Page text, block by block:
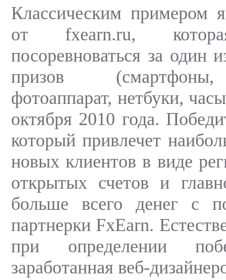
Классическим примером
от fxearn.ru,
посоревноваться за один
призов
фотоаппарат, нетбуки,
октября 2010 года.
который привлечет
новых клиентов в виде
открытых счетов и
больше всего денег с
партнерки FxEarn.
при определении
заработанная веб-